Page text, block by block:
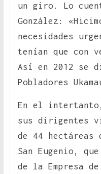
un giro. Lo
González:
necesidades
tenían que con
Así en 2012 se
Pobladores
En el
sus dirigentes
de 44 hectáreas
San Eugenio,
de la Empresa